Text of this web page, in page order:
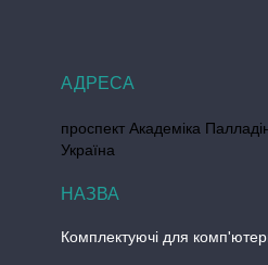
проспект Академіка
Україна
Комплектуючі для